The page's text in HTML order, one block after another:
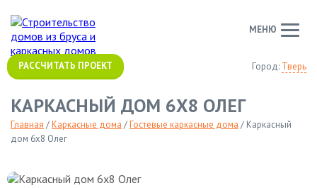
Город: Тверь
РАССЧИТАТЬ ПРОЕКТ
МЕНЮ
КАРКАСНЫЙ ДОМ 6Х8 ОЛЕГ
Главная /Каркасные дома /Гостевые каркасные дома / Каркасный
дом 6х8 Олег